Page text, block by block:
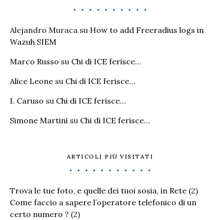
Alejandro Muraca su How to add Freeradius logs in
Wazuh SIEM
Marco Russo su Chi di ICE ferisce…
Alice Leone su Chi di ICE ferisce…
I. Caruso su Chi di ICE ferisce…
Simone Martini su Chi di ICE ferisce…
ARTICOLI PIÙ VISITATI
Trova le tue foto, e quelle dei tuoi sosia, in Rete (2)
Come faccio a sapere l’operatore telefonico di un
certo numero ? (2)